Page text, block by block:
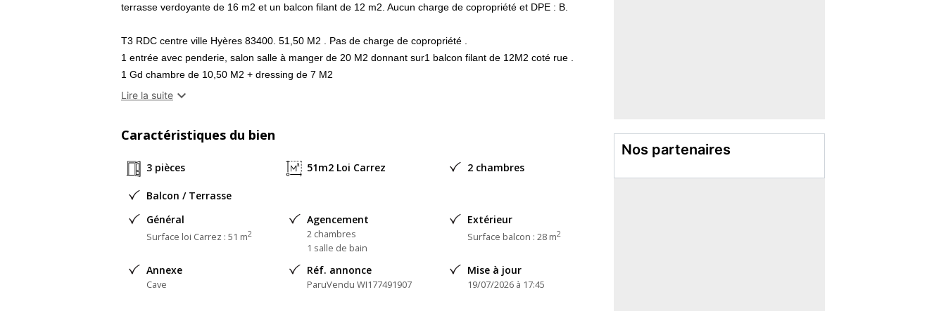
terrasse verdoyante de 16 m2 et un balcon filant de 12 m2. Aucun charge de copropriété et DPE : B.
T3 RDC centre ville Hyères 83400. 51,50 M2 . Pas de charge de copropriété .
1 entrée avec penderie, salon salle à manger de 20 M2 donnant sur1 balcon filant de 12M2 coté rue .
1 Gd chambre de 10,50 M2 + dressing de 7 M2
1 chambre de 9,5 M2 avec placard
chauffage électrique +climatisation réversible .
cave
DPE :B
Lire la suite 
Caractéristiques du bien
3 pièces 51m2 Loi Carrez 2 chambres
Balcon / Terrasse
Général
Surface loi Carrez : 51 m2
Agencement
2 chambres
1 salle de bain
Extérieur
Surface balcon : 28 m2
Annexe
Cave
Réf. annonce
ParuVendu WI177491907
Mise à jour
19/07/2026 à 17:45
Nos partenaires